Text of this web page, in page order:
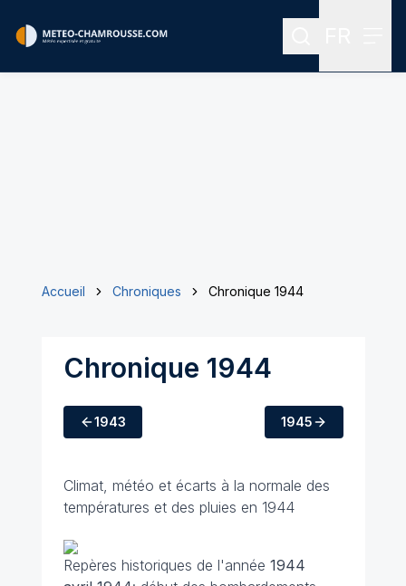
Rechercher
Accueil Chroniques Chronique 1944
Chronique 1944
1943 1945
Climat, météo et écarts à la normale des
températures et des pluies en 1944
Repères historiques de l'année 1944